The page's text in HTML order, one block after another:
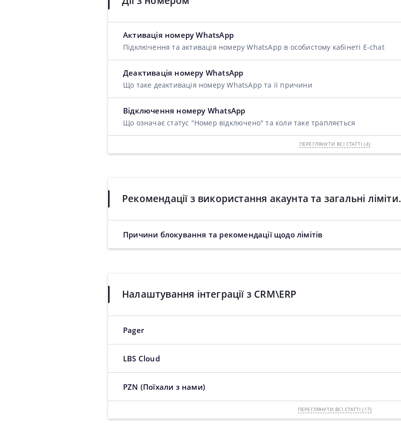
Активація номеру WhatsApp
Підключення та активація номеру WhatsApp в особистому кабінеті E-chat
Деактивація номеру WhatsApp
Що таке деактивація номеру WhatsApp та її причини
Відключення номеру WhatsApp
Що означає статус "Номер відключено" та коли таке трапляється
ПЕРЕГЛЯНУТИ ВСІ СТАТТІ (4)
Рекомендації з використання акаунта та загальні ліміти.
Причини блокування та рекомендації щодо лімітів
Налаштування інтеграції з CRM\ERP
Pager
LBS Cloud
PZN (Поїхали з нами)
ПЕРЕГЛЯНУТИ ВСІ СТАТТІ (17)